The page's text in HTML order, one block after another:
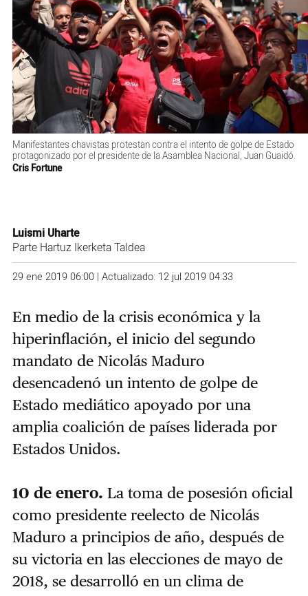
Manifestantes chavistas protestan contra el intento de golpe de Estado
protagonizado por el presidente de la Asamblea Nacional, Juan Guaidó.
Cris Fortune
Luismi Uharte
Parte Hartuz Ikerketa Taldea
29 ene 2019 06:00 | Actualizado: 12 jul 2019 04:33
En medio de la crisis económica y la
hiperinflación, el inicio del segundo
mandato de Nicolás Maduro
desencadenó un intento de golpe de
Estado mediático apoyado por una
amplia coalición de países liderada por
Estados Unidos.
10 de enero. La toma de posesión oficial
como presidente reelecto de Nicolás
Maduro a principios de año, después de
su victoria en las elecciones de mayo de
2018, se desarrolló en un clima de